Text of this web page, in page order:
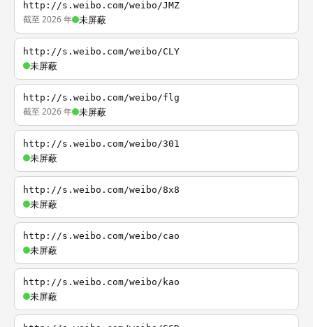
http://s.weibo.com/weibo/JMZ
截至 2026 年 未屏蔽
http://s.weibo.com/weibo/CLY
未屏蔽
http://s.weibo.com/weibo/flg
截至 2026 年 未屏蔽
http://s.weibo.com/weibo/301
未屏蔽
http://s.weibo.com/weibo/8x8
未屏蔽
http://s.weibo.com/weibo/cao
未屏蔽
http://s.weibo.com/weibo/kao
未屏蔽